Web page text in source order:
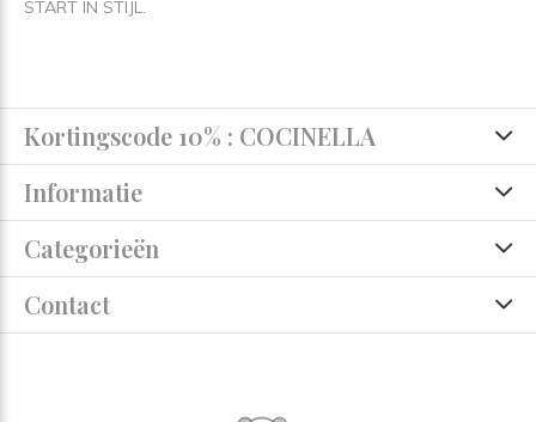
START IN STIJL.
Kortingscode 10% : COCINELLA
Informatie
Categorieën
Contact